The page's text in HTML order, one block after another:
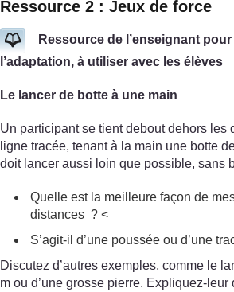
Ressource 2 : Jeux de force
Ressource de l’enseignant
l’adaptation, à utiliser avec les élèves
Le lancer de botte à une main
Un participant se tient debout dehors les
ligne tracée, tenant à la main une botte
doit lancer aussi loin que possible, sans
Quelle est la meilleure façon de
distances ? <
S’agit-il d’une poussée ou d’une
Discutez d’autres exemples, comme le
m ou d’une grosse pierre. Expliquez-leur